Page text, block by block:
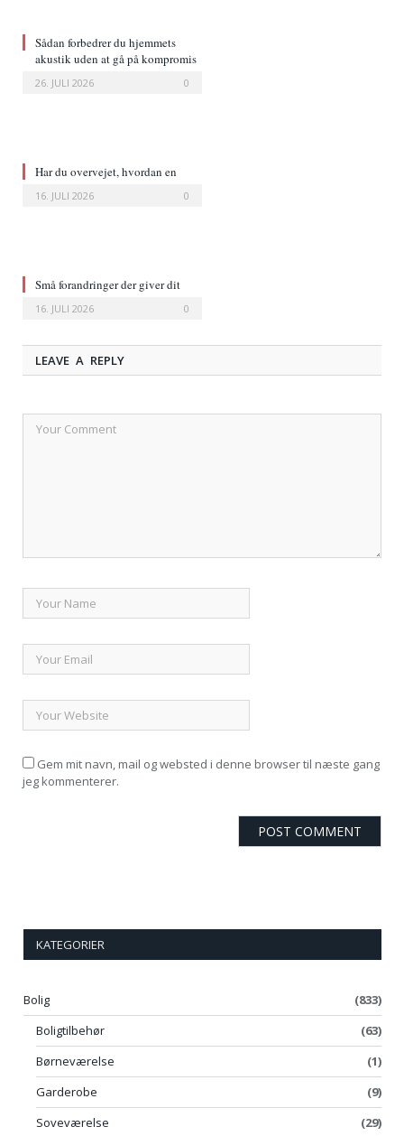
Sådan forbedrer du hjemmets
akustik uden at gå på kompromis
26. JULI 2026 0
Har du overvejet, hvordan en
16. JULI 2026 0
Små forandringer der giver dit
16. JULI 2026 0
LEAVE A REPLY
Gem mit navn, mail og websted i denne browser til næste gang
jeg kommenterer.
KATEGORIER
Bolig
(833)
Boligtilbehør
(63)
Børneværelse
(1)
Garderobe
(9)
Soveværelse
(29)